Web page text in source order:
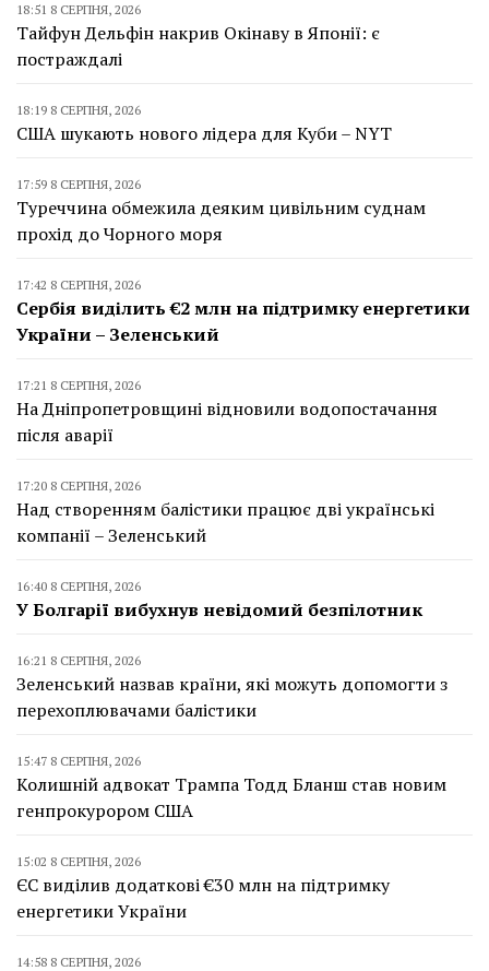
18:51 8 СЕРПНЯ, 2026
Тайфун Дельфін накрив Окінаву в Японії: є
постраждалі
18:19 8 СЕРПНЯ, 2026
США шукають нового лідера для Куби – NYT
17:59 8 СЕРПНЯ, 2026
Туреччина обмежила деяким цивільним суднам
прохід до Чорного моря
17:42 8 СЕРПНЯ, 2026
Сербія виділить €2 млн на підтримку енергетики
України – Зеленський
17:21 8 СЕРПНЯ, 2026
На Дніпропетровщині відновили водопостачання
після аварії
17:20 8 СЕРПНЯ, 2026
Над створенням балістики працює дві українські
компанії – Зеленський
16:40 8 СЕРПНЯ, 2026
У Болгарії вибухнув невідомий безпілотник
16:21 8 СЕРПНЯ, 2026
Зеленський назвав країни, які можуть допомогти з
перехоплювачами балістики
15:47 8 СЕРПНЯ, 2026
Колишній адвокат Трампа Тодд Бланш став новим
генпрокурором США
15:02 8 СЕРПНЯ, 2026
ЄС виділив додаткові €30 млн на підтримку
енергетики України
14:58 8 СЕРПНЯ, 2026